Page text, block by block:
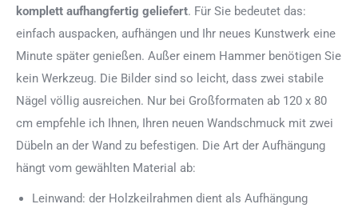
komplett aufhangfertig geliefert. Für Sie bedeutet das:
einfach auspacken, aufhängen und Ihr neues Kunstwerk eine
Minute später genießen. Außer einem Hammer benötigen Sie
kein Werkzeug. Die Bilder sind so leicht, dass zwei stabile
Nägel völlig ausreichen. Nur bei Großformaten ab 120 x 80
cm empfehle ich Ihnen, Ihren neuen Wandschmuck mit zwei
Dübeln an der Wand zu befestigen. Die Art der Aufhängung
hängt vom gewählten Material ab:
Leinwand: der Holzkeilrahmen dient als Aufhängung